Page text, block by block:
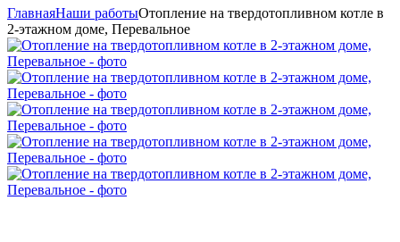
ГлавнаяНаши работыОтопление на твердотопливном котле в
2-этажном доме, Перевальное